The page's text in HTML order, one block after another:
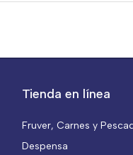
Tienda en línea
Fruver, Carnes y
Despensa